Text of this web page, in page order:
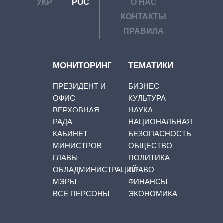
УКР РОС
О НАС
КОНТАКТЫ
ПРАВИЛА
МОНИТОРИНГ
ПРЕЗИДЕНТ И
ОФИС
ВЕРХОВНАЯ
РАДА
КАБИНЕТ
МИНИСТРОВ
ГЛАВЫ
ОБЛАДМИНИСТРАЦИЙ
МЭРЫ
ВСЕ ПЕРСОНЫ
ТЕМАТИКИ
БИЗНЕС
КУЛЬТУРА
НАУКА
НАЦИОНАЛЬНАЯ
БЕЗОПАСНОСТЬ
ОБЩЕСТВО
ПОЛИТИКА
ПРАВО
ФИНАНСЫ
ЭКОНОМИКА